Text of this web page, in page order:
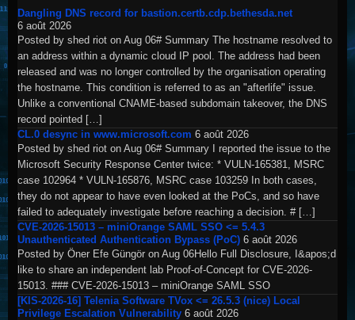
Dangling DNS record for bastion.certb.cdp.bethesda.net
6 août 2026
Posted by shed riot on Aug 06# Summary The hostname resolved to
an address within a dynamic cloud IP pool. The address had been
released and was no longer controlled by the organisation operating
the hostname. This condition is referred to as an "afterlife" issue.
Unlike a conventional CNAME-based subdomain takeover, the DNS
record pointed […]
CL.0 desync in www.microsoft.com 6 août 2026
Posted by shed riot on Aug 06# Summary I reported the issue to the
Microsoft Security Response Center twice: * VULN-165381, MSRC
case 102964 * VULN-165876, MSRC case 103259 In both cases,
they do not appear to have even looked at the PoCs, and so have
failed to adequately investigate before reaching a decision. # […]
CVE-2026-15013 – miniOrange SAML SSO <= 5.4.3
Unauthenticated Authentication Bypass (PoC) 6 août 2026
Posted by Öner Efe Güngör on Aug 06Hello Full Disclosure, I&apos;d
like to share an independent lab Proof-of-Concept for CVE-2026-
15013. ### CVE-2026-15013 – miniOrange SAML SSO
[KIS-2026-16] Telenia Software TVox <= 26.5.3 (nice) Local
Privilege Escalation Vulnerability 6 août 2026